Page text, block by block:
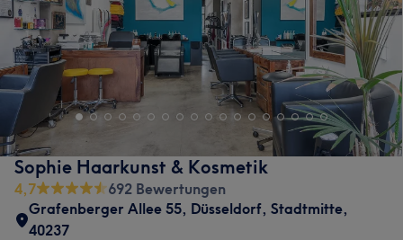
Sophie Haarkunst & Kosmetik
4,7
692 Bewertungen
Grafenberger Allee 55, Düsseldorf, Stadtmitte,
40237